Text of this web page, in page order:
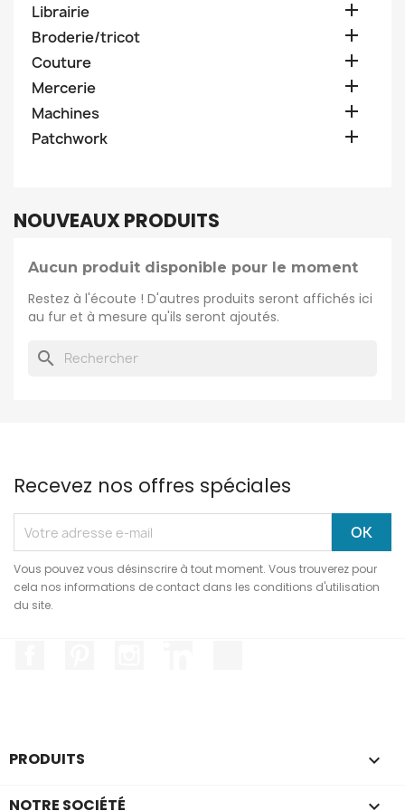
Librairie 
Broderie/tricot 
Couture 
Mercerie 
Machines 
Patchwork 
NOUVEAUX PRODUITS
Aucun produit disponible pour le moment
Restez à l'écoute ! D'autres produits seront affichés ici
au fur et à mesure qu'ils seront ajoutés.
search
Recevez nos offres spéciales
Vous pouvez vous désinscrire à tout moment. Vous trouverez pour
cela nos informations de contact dans les conditions d'utilisation
du site.
PRODUITS 
NOTRE SOCIÉTÉ 